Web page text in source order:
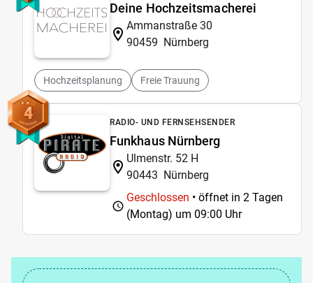
Deine Hochzeitsmacherei
Ammanstraße 30
90459 Nürnberg
Hochzeitsplanung Freie Trauung
4 RADIO- UND FERNSEHSENDER
Funkhaus Nürnberg
Ulmenstr. 52 H
90443 Nürnberg
Geschlossen • öffnet in 2 Tagen
(Montag) um 09:00 Uhr